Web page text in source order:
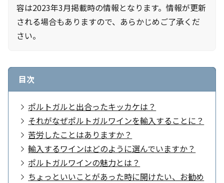
容は2023年3月掲載時の情報となります。情報が更新
される場合もありますので、あらかじめご了承くだ
さい。
目次
ポルトガルと出合ったキッカケは？
それがなぜポルトガルワインを輸入することに？
苦労したことはありますか？
輸入するワインはどのように選んでいますか？
ポルトガルワインの魅力とは？
ちょっといいことがあった時に開けたい、お勧め